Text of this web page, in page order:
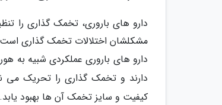
دارو های باروری، تخمک گذاری را
مشکلشان اختلالات تخمک گذاری
دارند و تخمک گذاری را تحریک می
کیفیت و سایز تخمک آن ها بهبود یابد.